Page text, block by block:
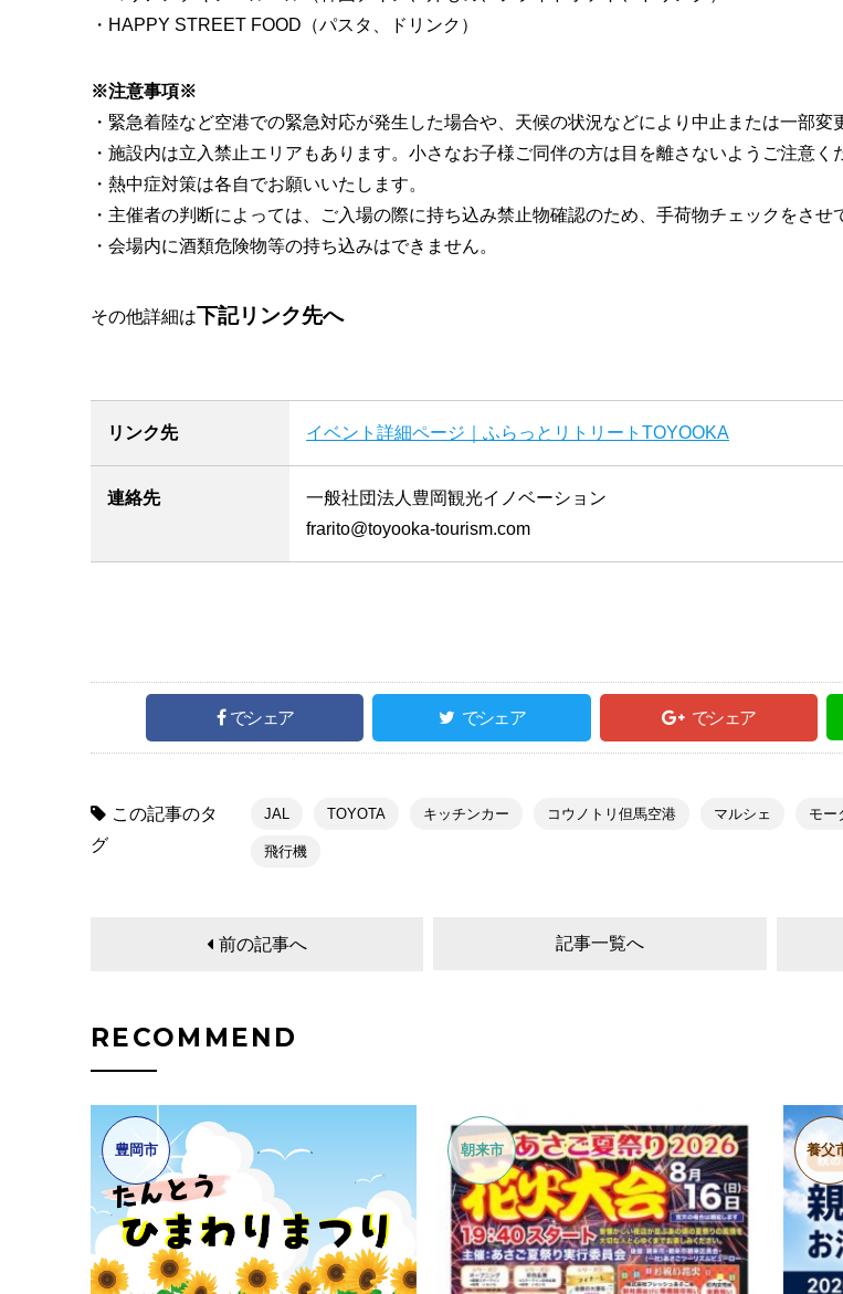
・HAPPY STREET FOOD（パスタ、ドリンク）
※注意事項※
・緊急着陸など空港での緊急対応が発生した場合や、天候の状況などにより中止または一部変
・施設内は立入禁止エリアもあります。小さなお子様ご同伴の方は目を離さないようご注意く
・熱中症対策は各自でお願いいたします。
・主催者の判断によっては、ご入場の際に持ち込み禁止物確認のため、手荷物チェックをさせ
・会場内に酒類危険物等の持ち込みはできません。
その他詳細は下記リンク先へ
リンク先 イベント詳細ページ｜ふらっとリトリートTOYOOKA
連絡先
一般社団法人豊岡観光イノベーション
frarito@toyooka-tourism.com
でシェア でシェア でシェア
この記事のタ
グ
JAL TOYOTA キッチンカー コウノトリ但馬空港 マルシェ モー
飛行機
前の記事へ 記事一覧へ
RECOMMEND
豊岡市 朝来市 養父